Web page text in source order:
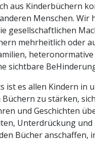
aus Kinderbüchern
Menschen. Wir
gesellschaftlichen
mehrheitlich oder
sichtbare
ist es allen Kindern in
zu stärken,
und Geschichten
Unterdrückung
Bücher anschaffen,